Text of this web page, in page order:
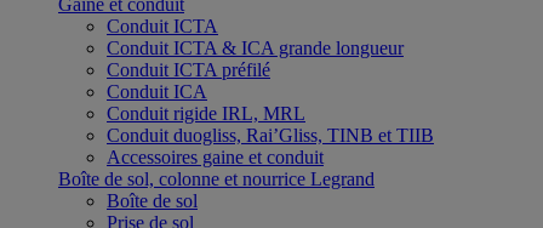
Gaine et conduit
Conduit ICTA
Conduit ICTA & ICA grande longueur
Conduit ICTA préfilé
Conduit ICA
Conduit rigide IRL, MRL
Conduit duogliss, Rai’Gliss, TINB et TIIB
Accessoires gaine et conduit
Boîte de sol, colonne et nourrice Legrand
Boîte de sol
Prise de sol